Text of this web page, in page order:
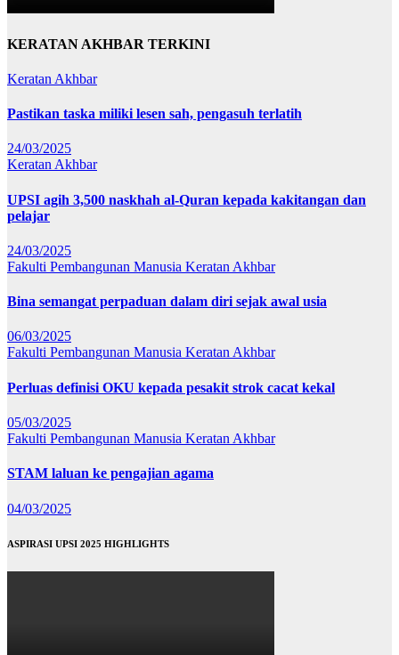
KERATAN AKHBAR TERKINI
Keratan Akhbar
Pastikan taska miliki lesen sah, pengasuh terlatih
24/03/2025
Keratan Akhbar
UPSI agih 3,500 naskhah al-Quran kepada kakitangan dan
pelajar
24/03/2025
Fakulti Pembangunan Manusia Keratan Akhbar
Bina semangat perpaduan dalam diri sejak awal usia
06/03/2025
Fakulti Pembangunan Manusia Keratan Akhbar
Perluas definisi OKU kepada pesakit strok cacat kekal
05/03/2025
Fakulti Pembangunan Manusia Keratan Akhbar
STAM laluan ke pengajian agama
04/03/2025
ASPIRASI UPSI 2025 HIGHLIGHTS